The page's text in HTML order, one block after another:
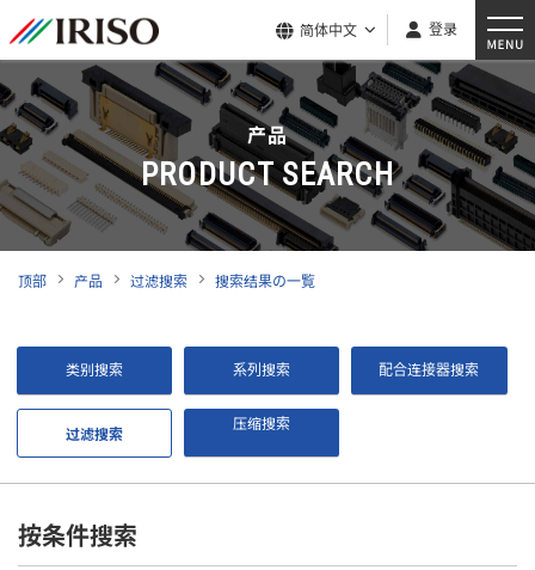
简体中文 登录
产品
PRODUCT SEARCH
顶部 产品 过滤搜索 搜索结果の一覧
类别搜索 系列搜索 配合连接器搜索
过滤搜索 压缩搜索
按条件搜索